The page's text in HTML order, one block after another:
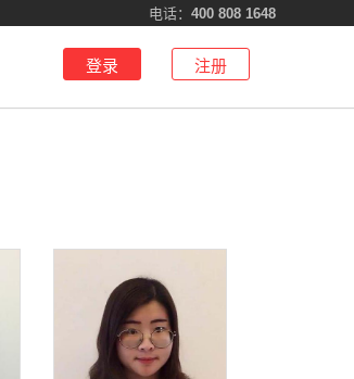
电话： 400 808 1648
登录 注册